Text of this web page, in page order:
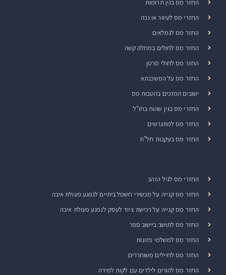
החזר מס בגין תרומות
החזרי מס לעיוור או נכה
החזר מס לגמלאים
החזר מס לחולים במחלה קשה
החזר מס לחולי סרטן
החזר מס על המשכנתא
ישובים המזכים בהטבות מס
החזרי מס בגין שהות בחו"ל
החזר מס למתגרשים
החזר מס בעקבות חל"ת
החזרי מס לגיל הזהב
החזר מס קנייה על מכשירי חשמל ביתיים לנפגע פעולת איבה
החזר מס קנייה על רכישת ציוד לעסק לנפגע פעולת איבה
החזר מס לתושב ביישוב ספר
החזר מס למשלמי מזונות
החזר מס לחיילים משוחררים
החזר מס להורים לילדים עם לקות למידה